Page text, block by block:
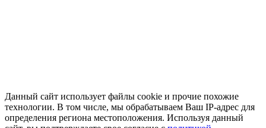
Данный сайт использует файлы cookie и прочие похожие
технологии. В том числе, мы обрабатываем Ваш IP-адрес для
определения региона местоположения. Используя данный